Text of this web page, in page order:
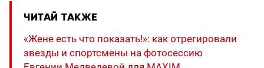
ЧИТАЙ ТАКЖЕ
«Жене есть что показать!»: как отрегировали
звезды и спортсмены на фотосессию